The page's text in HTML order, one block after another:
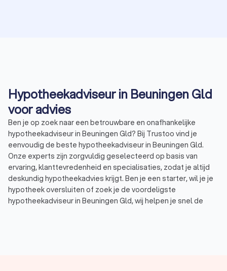
Hypotheekadviseur in Beuningen Gld
voor advies
Ben je op zoek naar een betrouwbare en onafhankelijke
hypotheekadviseur in Beuningen Gld? Bij Trustoo vind je
eenvoudig de beste hypotheekadviseur in Beuningen Gld.
Onze experts zijn zorgvuldig geselecteerd op basis van
ervaring, klanttevredenheid en specialisaties, zodat je altijd
deskundig hypotheekadvies krijgt. Ben je een starter, wil je je
hypotheek oversluiten of zoek je de voordeligste
hypotheekadviseur in Beuningen Gld, wij helpen je snel de